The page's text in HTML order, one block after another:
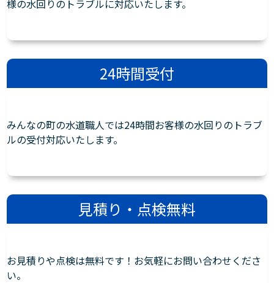
様の水回りのトラブルに対応いたします。
24時間受付
みんなの町の水道職人では24時間お客様の水回りのトラブ
ルの受付対応いたします。
見積り・点検無料
お見積りや点検は無料です！お気軽にお問い合わせくださ
い。